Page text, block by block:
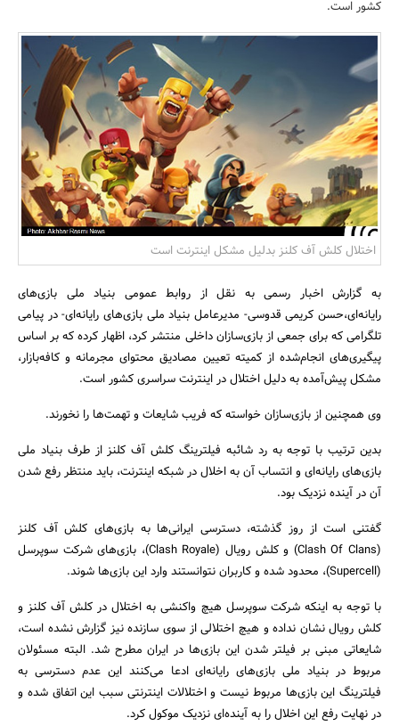
مسکن و ساختمان
جستجو
کشور است.
اختلال کلش آف کلنز بدلیل مشکل اینترنت است
به گزارش اخبار رسمی به نقل از روابط عمومی بنیاد ملی بازی‌های
رایانه‌ای،حسن کریمی قدوسی- مدیرعامل بنیاد ملی بازی‌های رایانه‌ای- در پیامی
تلگرامی که برای جمعی از بازی‌سازان داخلی منتشر کرد، اظهار کرده که بر اساس
پیگیری‌های انجام‌شده از کمیته تعیین مصادیق محتوای مجرمانه و کافه‌بازار،
مشکل پیش‌آمده به دلیل اختلال در اینترنت سراسری کشور است.
وی همچنین از بازی‌سازان خواسته که فریب شایعات و تهمت‌ها را نخورند.
بدین ترتیب با توجه به رد شائبه فیلترینگ کلش آف کلنز از طرف بنیاد ملی
بازی‌های رایانه‌ای و انتساب آن به اخلال در شبکه اینترنت، باید منتظر رفع شدن
آن در آینده نزدیک بود.
گفتنی است از روز گذشته، دسترسی ایرانی‌ها به بازی‌های کلش آف کلنز
(Clash Of Clans) و کلش‌ رویال (Clash Royale)، بازی‌های شرکت سوپرسل
(Supercell)، محدود شده و کاربران نتوانستند وارد این بازی‌ها شوند.
با توجه به اینکه شرکت سوپرسل هیچ واکنشی به اختلال در کلش آف کلنز و
کلش رویال نشان نداده و هیچ اختلالی از سوی سازنده نیز گزارش نشده است،
شایعاتی مبنی بر فیلتر شدن این بازی‌ها در ایران مطرح شد. البته مسئولان
مربوط در بنیاد ملی بازی‌های رایانه‌ای ادعا می‌کنند این عدم دسترسی به
فیلترینگ این بازی‌ها مربوط نیست و اختلالات اینترنتی سبب این اتفاق شده و
در نهایت رفع این اخلال را به آینده‌ای نزدیک موکول کرد.